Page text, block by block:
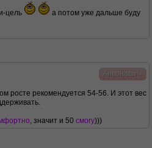
цель
а потом уже дальше буду
Анвонави
росте рекомендуется 54-56. И этот вес
, значит и 50 смогу)))